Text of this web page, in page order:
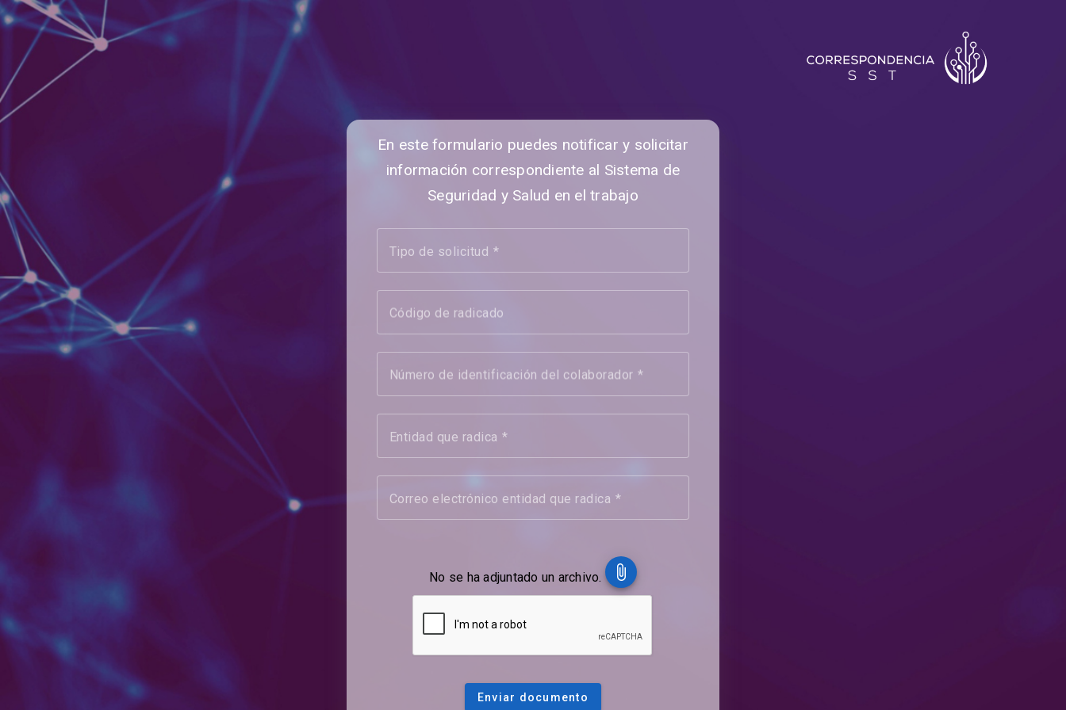
En este formulario puedes notificar y solicitar
información correspondiente al Sistema de
Seguridad y Salud en el trabajo
Tipo de solicitud
Código de radicado
Número de identificación del colaborador
Entidad que radica
Correo electrónico entidad que radica
No se ha adjuntado un archivo. attach_file
Enviar documento